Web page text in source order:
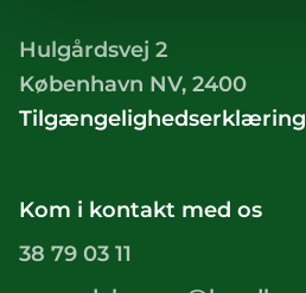
Hulgårdsvej 2
København NV, 2400
Tilgængelighedserklæring
Kom i kontakt med os
38 79 03 11